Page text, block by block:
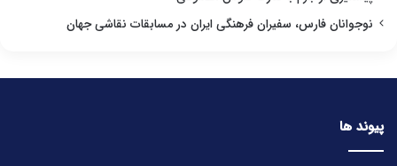
نوجوانان فارس، سفیران فرهنگی ایران در مسابقات نقاشی جهان
پیوند ها